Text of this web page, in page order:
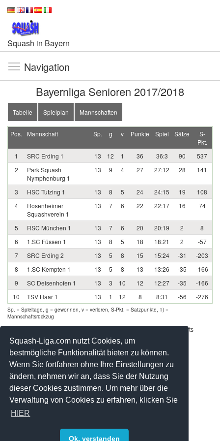
Squash-Liga.com nutzt Cookies, um
bestmögliche Funktionalität bieten zu können.
Wenn Sie fortfahren ohne Ihre Einstellungen zu
ändern, nehmen wir an, dass Sie der Nutzung
dieser Cookies zustimmen. Um mehr über die
Verwaltung von Cookies zu erfahren, klicken Sie
HIER
Ok, verstanden
Squash in Bayern
Navigation
Bayernliga Senioren 2017/2018
Tabelle Spielplan Mannschaften
Pos. Mannschaft Sp. g v Punkte Spiel Sätze
S-
Pkt.
1
SRC Erding 1 13 12 1 36 36:3 90
537
2
Park Squash
Nymphenburg 1
13 9 4 27 27:12 28 141
3 HSC Tutzing 1 13 8 5 24 24:15 19
108
4
Rosenheimer
Squashverein 1
13 7 6 22 22:17 16 74
5 RSC München 1 13 7 6 20 20:19 2
8
6
1.SC Füssen 1 13 8 5 18 18:21 2
-57
7
SRC Erding 2 13 5 8 15 15:24 -31
-203
8
1.SC Kempten 1 13 5 8 13 13:26 -35
-166
9
SC Deisenhofen 1 13 3 10 12 12:27 -35
-166
10
TSV Haar 1 13 1 12 8 8:31 -56 -276
Sp. = Spieltage, g = gewonnen, v = verloren, S-Pkt. = Satzpunkte, 1) =
Mannschaftsrückzug
Werbung - Offizielle Pool Partner des deutschen Squashsports